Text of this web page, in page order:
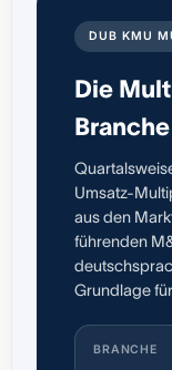
DUB KMU
Die
Umsatz-
aus den
führenden
Grundlage
BRANCHE